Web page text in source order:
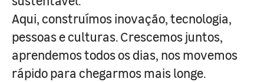
Aqui, construímos inovação, tecnologia,
pessoas e culturas. Crescemos juntos,
aprendemos todos os dias, nos movemos
rápido para chegarmos mais longe.